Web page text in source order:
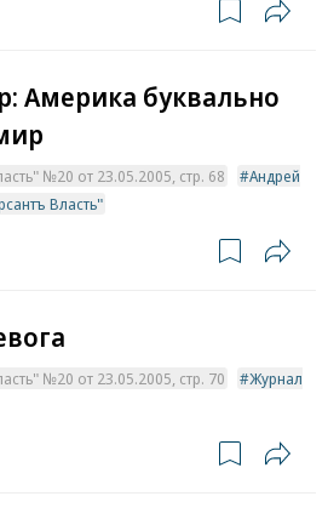
Америка буквально
№20 от 23.05.2005, стр. 68
Андрей
Власть"
№20 от 23.05.2005, стр. 70
Журнал